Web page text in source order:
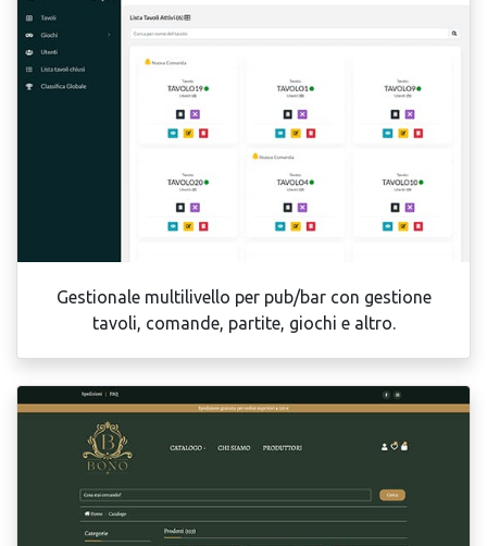
Gestionale multilivello per pub/bar con gestione
tavoli, comande, partite, giochi e altro.